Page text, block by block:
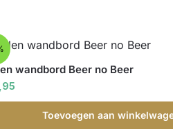
wandbord Beer no Beer
Toevoegen aan